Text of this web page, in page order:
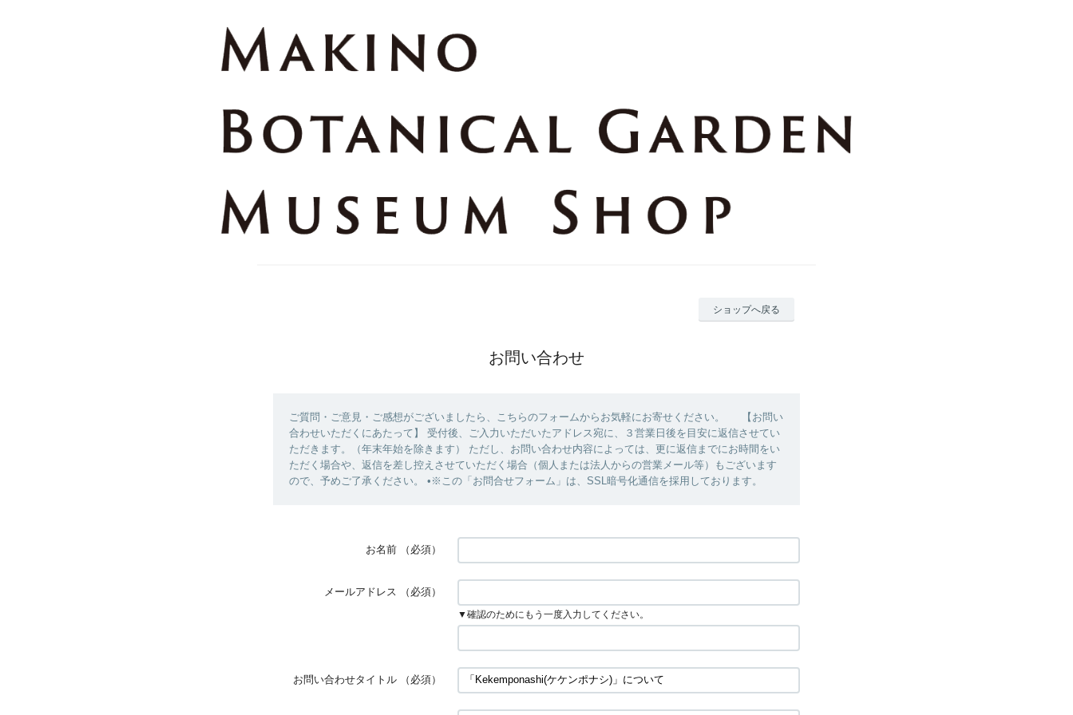
ショップへ戻る
お問い合わせ
ご質問・ご意見・ご感想がございましたら、こちらのフォームからお気軽にお寄せください。 【お問い
合わせいただくにあたって】 受付後、ご入力いただいたアドレス宛に、３営業日後を目安に返信させてい
ただきます。（年末年始を除きます） ただし、お問い合わせ内容によっては、更に返信までにお時間をい
ただく場合や、返信を差し控えさせていただく場合（個人または法人からの営業メール等）もございます
ので、予めご了承ください。 •※この「お問合せフォーム」は、SSL暗号化通信を採用しております。
お名前 （必須）
メールアドレス （必須）
▼確認のためにもう一度入力してください。
お問い合わせタイトル （必須）